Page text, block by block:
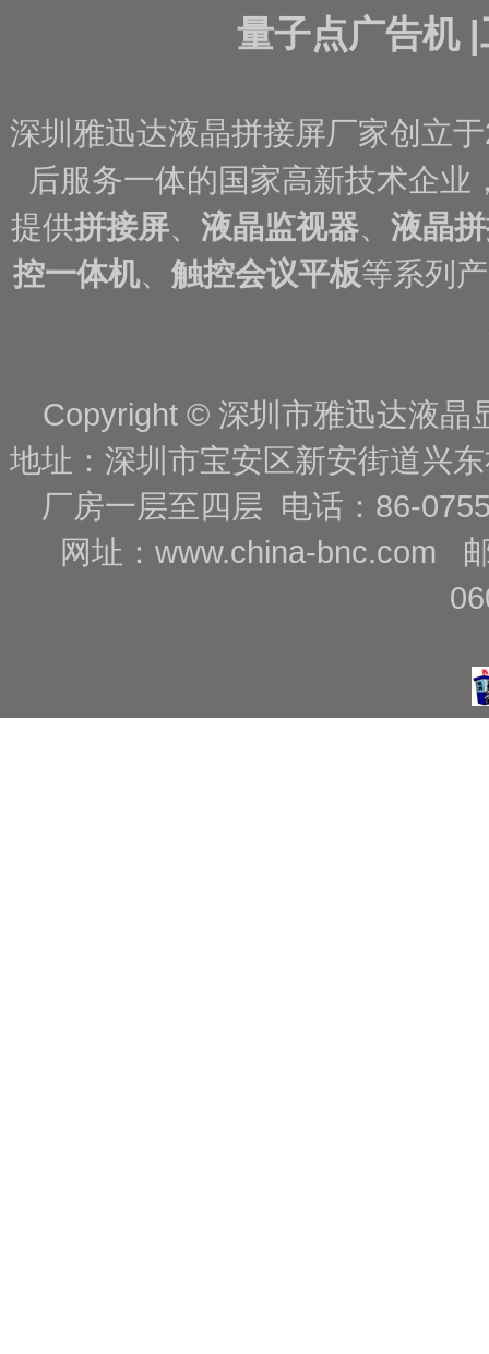
量子点广告机|
深圳雅迅达液晶拼接屏厂家创立
后服务一体的国家高新技术企
提供拼接屏 液晶监视器
液晶
控一体机、 触控会议平板等系列
Copyright © 深圳市雅迅达液
地址：深圳市宝安区新安街道兴
厂房一层至四层 电话：86-
网址： www.china-bnc.com